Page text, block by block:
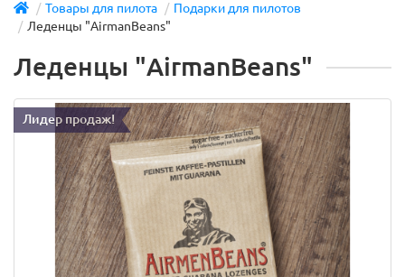
Товары для пилота
Подарки для пилотов
Леденцы "AirmanBeans"
Леденцы "AirmanBeans"
Лидер продаж!